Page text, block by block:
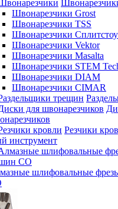
Швонарезчики Grost
Швонарезчики TSS
Швонарезчики
Швонарезчики Vektor
Швонарезчики Masalta
Швонарезчики STEM
Швонарезчики DIAM
Швонарезчики CIMAR
Резчики
инструмент
шлифовальные